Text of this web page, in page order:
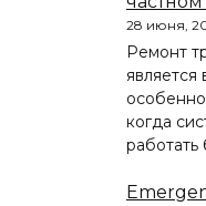
28 июня,
Ремонт
является
когда